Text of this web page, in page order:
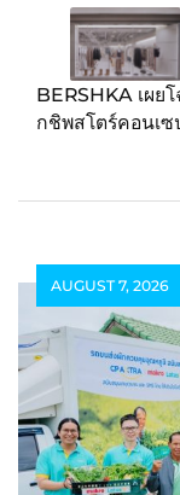
BERSHKA เผย
กชิพสโตร์คอนเซ
เซ็นทรัลเวิลด์
AUGUST 7, 2026